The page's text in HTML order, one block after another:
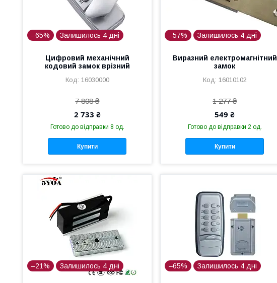
–65% Залишилось 4 дні
Цифровий механічний
кодовий замок врізний
16030000
7 808 ₴
2 733 ₴
Готово до відправки 8 од.
Купити
–57% Залишилось 4 дні
Виразний електромагнітний
замок
16010102
1 277 ₴
549 ₴
Готово до відправки 2 од.
Купити
–21% Залишилось 4 дні –65% Залишилось 4 дні